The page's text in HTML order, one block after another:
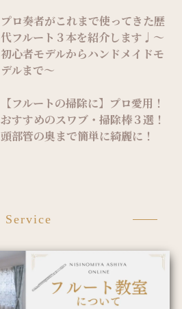
プロ奏者がこれまで使ってきた歴
代フルート３本を紹介します♩～
初心者モデルからハンドメイドモ
デルまで～
【フルートの掃除に】プロ愛用！
おすすめのスワブ・掃除棒３選！
頭部管の奥まで簡単に綺麗に！
Service